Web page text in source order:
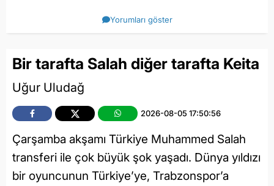
Yorumları göster
Bir tarafta Salah diğer tarafta Keita
Uğur Uludağ
2026-08-05 17:50:56
Çarşamba akşamı Türkiye Muhammed Salah
transferi ile çok büyük şok yaşadı. Dünya yıldızı
bir oyuncunun Türkiye’ye, Trabzonspor’a